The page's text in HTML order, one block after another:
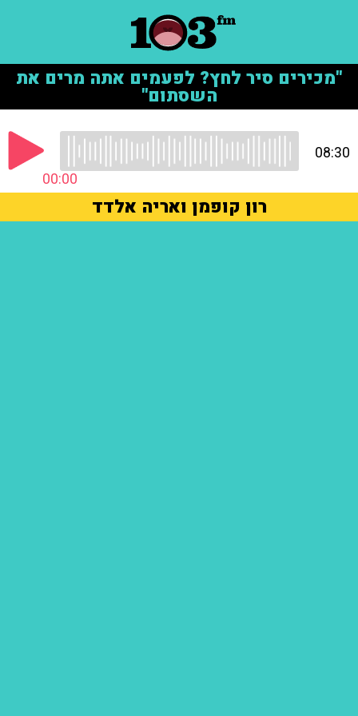
"מכירים סיר לחץ? לפעמים אתה מרים את
השסתום"
00:00
08:30
רון קופמן ואריה אלדד